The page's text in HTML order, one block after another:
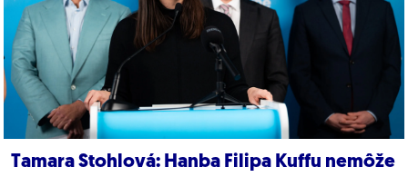
Tamara Stohlová: Hanba Filipa Kuffu nemôže